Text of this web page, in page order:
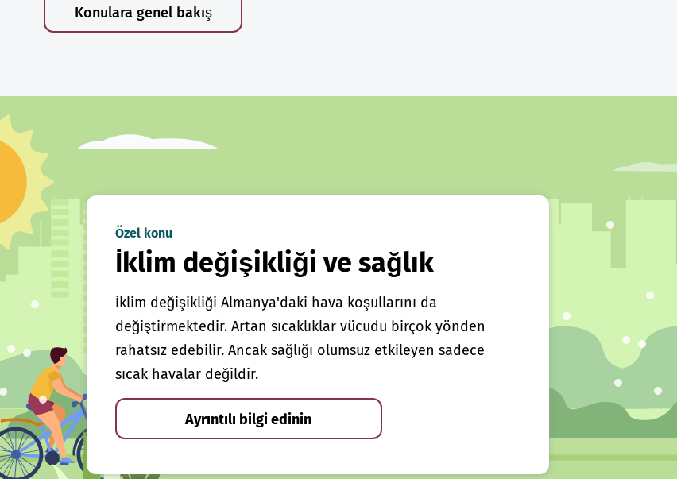
Konulara genel bakış
Özel konu
İklim değişikliği ve sağlık
İklim değişikliği Almanya'daki hava koşullarını da
değiştirmektedir. Artan sıcaklıklar vücudu birçok yönden
rahatsız edebilir. Ancak sağlığı olumsuz etkileyen sadece
sıcak havalar değildir.
Ayrıntılı bilgi edinin